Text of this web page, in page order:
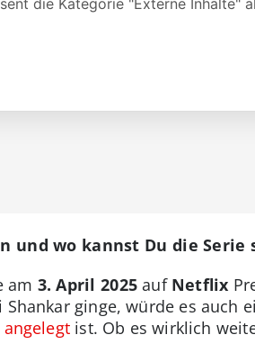
und wo kannst Du die Serie
am 3. April 2025 auf Netflix
ginge, würde es auch
ist. Ob es wirklich